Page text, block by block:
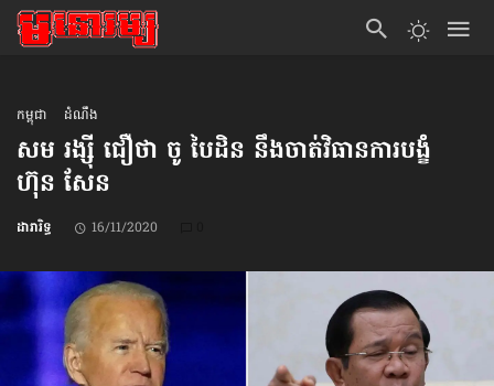
កម្ពុជា ដំណឹង
សម រង្ស៊ី ជឿថា ចូ បៃដិន នឹងចាត់​វិធានការបង្ខំ
ហ៊ុន សែន
ដារារិទ្ធ 16/11/2020